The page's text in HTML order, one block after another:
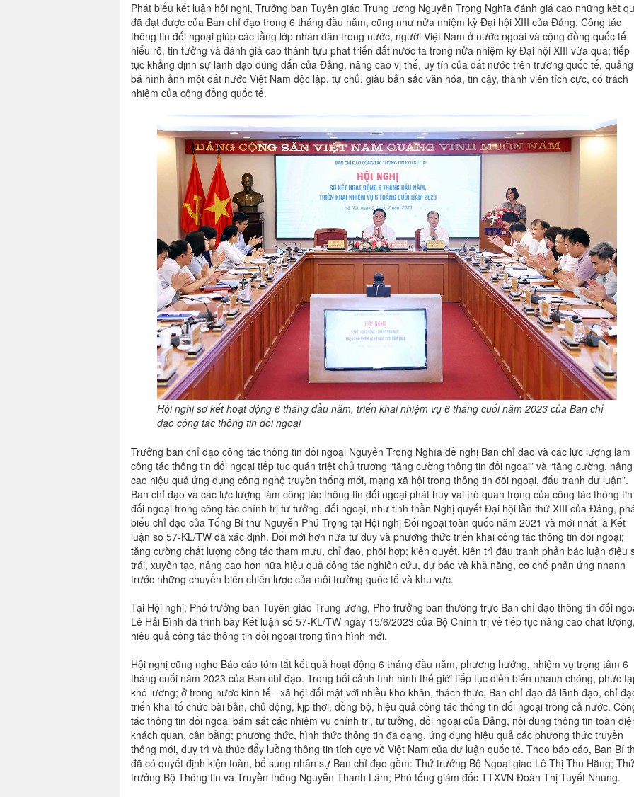
Phát biểu kết luận hội nghị, Trưởng ban Tuyên giáo Trung ương Nguyễn Trọng Nghĩa đánh giá cao những kết
đã đạt được của Ban chỉ đạo trong 6 tháng đầu năm, cũng như nửa nhiệm kỳ Đại hội XIII của Đảng. Công tác
thông tin đối ngoại giúp các tầng lớp nhân dân trong nước, người Việt Nam ở nước ngoài và cộng đồng quốc tế
hiểu rõ, tin tưởng và đánh giá cao thành tựu phát triển đất nước ta trong nửa nhiệm kỳ Đại hội XIII vừa qua; tiếp
tục khẳng định sự lãnh đạo đúng đắn của Đảng, nâng cao vị thế, uy tín của đất nước trên trường quốc tế, quảng
bá hình ảnh một đất nước Việt Nam độc lập, tự chủ, giàu bản sắc văn hóa, tin cậy, thành viên tích cực, có trách
nhiệm của cộng đồng quốc tế.
Hội nghị sơ kết hoạt động 6 tháng đầu năm, triển khai nhiệm vụ 6 tháng cuối năm 2023 của Ban chỉ
đạo công tác thông tin đối ngoại
Trưởng ban chỉ đạo công tác thông tin đối ngoại Nguyễn Trọng Nghĩa đề nghị Ban chỉ đạo và các lực lượng làm
công tác thông tin đối ngoại tiếp tục quán triệt chủ trương “tăng cường thông tin đối ngoại” và “tăng cường, nâng
cao hiệu quả ứng dụng công nghệ truyền thống mới, mạng xã hội trong thông tin đối ngoại, đấu tranh dư luận”.
Ban chỉ đạo và các lực lượng làm công tác thông tin đối ngoại phát huy vai trò quan trọng của công tác thông tin
đối ngoại trong công tác chính trị tư tưởng, đối ngoại, như tinh thần Nghị quyết Đại hội lần thứ XIII của Đảng,
biểu chỉ đạo của Tổng Bí thư Nguyễn Phú Trọng tại Hội nghị Đối ngoại toàn quốc năm 2021 và mới nhất là Kết
luận số 57-KL/TW đã xác định. Đổi mới hơn nữa tư duy và phương thức triển khai công tác thông tin đối ngoại;
tăng cường chất lượng công tác tham mưu, chỉ đạo, phối hợp; kiên quyết, kiên trì đấu tranh phản bác luận điệu
trái, xuyên tạc, nâng cao hơn nữa hiệu quả công tác nghiên cứu, dự báo và khả năng, cơ chế phản ứng nhanh
trước những chuyển biến chiến lược của môi trường quốc tế và khu vực.
Tại Hội nghị, Phó trưởng ban Tuyên giáo Trung ương, Phó trưởng ban thường trực Ban chỉ đạo thông tin đối
Lê Hải Bình đã trình bày Kết luận số 57-KL/TW ngày 15/6/2023 của Bộ Chính trị về tiếp tục nâng cao chất
hiệu quả công tác thông tin đối ngoại trong tình hình mới.
Hội nghị cũng nghe Báo cáo tóm tắt kết quả hoạt động 6 tháng đầu năm, phương hướng, nhiệm vụ trọng tâm 6
tháng cuối năm 2023 của Ban chỉ đạo. Trong bối cảnh tình hình thế giới tiếp tục diễn biến nhanh chóng, phức
khó lường; ở trong nước kinh tế - xã hội đối mặt với nhiều khó khăn, thách thức, Ban chỉ đạo đã lãnh đạo, chỉ
triển khai tổ chức bài bản, chủ động, kịp thời, đồng bộ, hiệu quả công tác thông tin đối ngoại trong cả nước.
tác thông tin đối ngoại bám sát các nhiệm vụ chính trị, tư tưởng, đối ngoại của Đảng, nội dung thông tin toàn
khách quan, cân bằng; phương thức, hình thức thông tin đa dạng, ứng dụng hiệu quả các phương thức truyền
thông mới, duy trì và thúc đẩy luồng thông tin tích cực về Việt Nam của dư luận quốc tế. Theo báo cáo, Ban Bí
đã có quyết định kiện toàn, bổ sung nhân sự Ban chỉ đạo gồm: Thứ trưởng Bộ Ngoại giao Lê Thị Thu Hằng; Thứ
trưởng Bộ Thông tin và Truyền thông Nguyễn Thanh Lâm; Phó tổng giám đốc TTXVN Đoàn Thị Tuyết Nhung.